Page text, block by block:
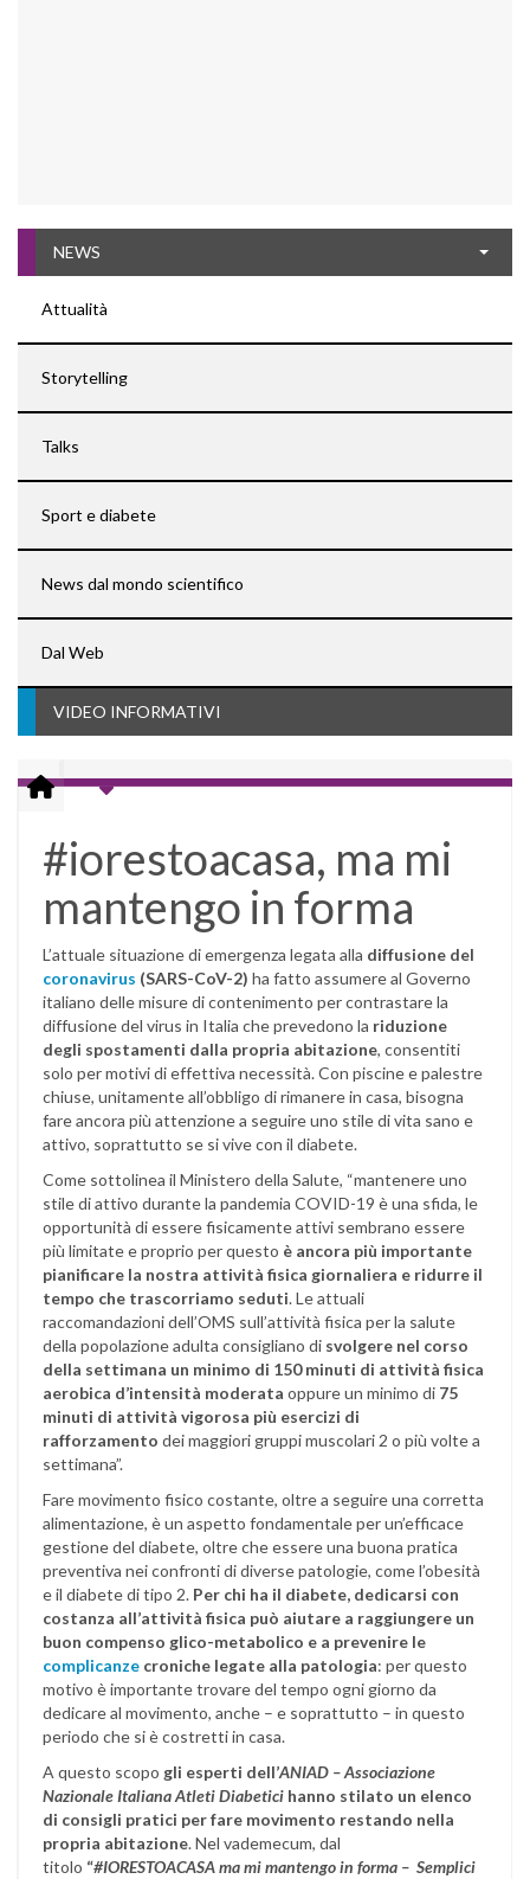
NEWS
Attualità
Storytelling
Talks
Sport e diabete
News dal mondo scientifico
Dal Web
VIDEO INFORMATIVI
#iorestoacasa, ma mi
mantengo in forma
L’attuale situazione di emergenza legata alla diffusione del
coronavirus (SARS-CoV-2) ha fatto assumere al Governo
italiano delle misure di contenimento per contrastare la
diffusione del virus in Italia che prevedono la riduzione
degli spostamenti dalla propria abitazione, consentiti
solo per motivi di effettiva necessità. Con piscine e palestre
chiuse, unitamente all’obbligo di rimanere in casa, bisogna
fare ancora più attenzione a seguire uno stile di vita sano e
attivo, soprattutto se si vive con il diabete.
Come sottolinea il Ministero della Salute, “mantenere uno
stile di attivo durante la pandemia COVID-19 è una sfida, le
opportunità di essere fisicamente attivi sembrano essere
più limitate e proprio per questo è ancora più importante
pianificare la nostra attività fisica giornaliera e ridurre il
tempo che trascorriamo seduti. Le attuali
raccomandazioni dell’OMS sull’attività fisica per la salute
della popolazione adulta consigliano di svolgere nel corso
della settimana un minimo di 150 minuti di attività fisica
aerobica d’intensità moderata oppure un minimo di 75
minuti di attività vigorosa più esercizi di
rafforzamento dei maggiori gruppi muscolari 2 o più volte a
settimana”.
Fare movimento fisico costante, oltre a seguire una corretta
alimentazione, è un aspetto fondamentale per un’efficace
gestione del diabete, oltre che essere una buona pratica
preventiva nei confronti di diverse patologie, come l’obesità
e il diabete di tipo 2. Per chi ha il diabete, dedicarsi con
costanza all’attività fisica può aiutare a raggiungere un
buon compenso glico-metabolico e a prevenire le
complicanze croniche legate alla patologia: per questo
motivo è importante trovare del tempo ogni giorno da
dedicare al movimento, anche – e soprattutto – in questo
periodo che si è costretti in casa.
A questo scopo gli esperti dell’ANIAD –Associazione
Nazionale Italiana Atleti Diabetici hanno stilato un elenco
di consigli pratici per fare movimento restando nella
propria abitazione. Nel vademecum, dal
titolo “#IORESTOACASA ma mi mantengo in forma – Semplici